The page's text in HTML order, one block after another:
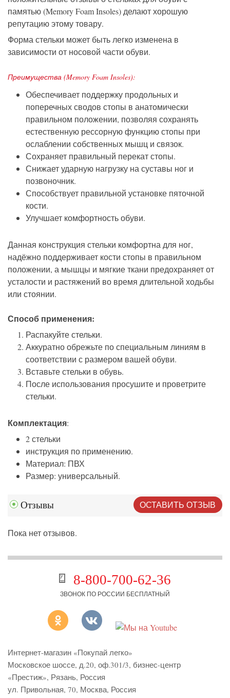
памятью (Memory Foam Insoles) делают хорошую
репутацию этому товару.
Форма стельки может быть легко изменена в
зависимости от носовой части обуви.
Преимущества (Memory Foam Insoles):
Обеспечивает поддержку продольных и
поперечных сводов стопы в анатомически
правильном положении, позволяя сохранять
естественную рессорную функцию стопы при
ослаблении собственных мышц и связок.
Сохраняет правильный перекат стопы.
Снижает ударную нагрузку на суставы ног и
позвоночник.
Способствует правильной установке пяточной
кости.
Улучшает комфортность обуви.
Данная конструкция стельки комфортна для ног,
надёжно поддерживает кости стопы в правильном
положении, а мышцы и мягкие ткани предохраняет от
усталости и растяжений во время длительной ходьбы
или стоянии.
Способ применения:
Распакуйте стельки.
Аккуратно обрежьте по специальным линиям в
соответствии с размером вашей обуви.
Вставьте стельки в обувь.
После использования просушите и проветрите
стельки.
Комплектация:
2 стельки
инструкция по применению.
Материал: ПВХ
Размер: универсальный.
Отзывы ОСТАВИТЬ ОТЗЫВ
Пока нет отзывов.
8-800-700-62-36
ЗВОНОК ПО РОССИИ БЕСПЛАТНЫЙ
Интернет-магазин «Покупай легко»
Московское шоссе, д.20, оф.301/3, бизнес-центр
«Престиж», Рязань, Россия
ул. Привольная, 70, Москва, Россия